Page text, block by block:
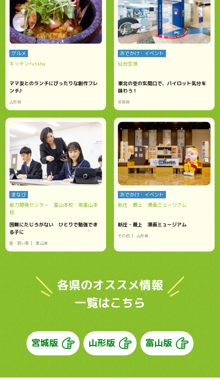
グルメ
キッチンfutaba
ママ友とのランチにぴったりな創作フレ
ンチ♪
山形県
おでかけ・イベント
仙台空港
東北の空の玄関口で、パイロット気分を
味わう！
宮城県
まなび
能力開発センター 富山本校・南富山本
校
困難にたじろがない ひとりで勉強でき
る子に
塾・習い事 富山県
おでかけ・イベント
新庄・最上 漫画ミュージアム
新庄・最上 漫画ミュージアム
その他 山形県
各県のオススメ情報
一覧はこちら
宮城版 山形版 富山版